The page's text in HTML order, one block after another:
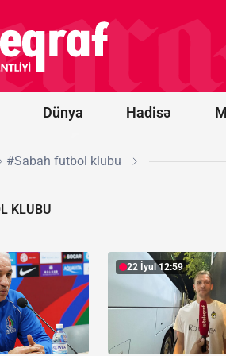
Dünya Hadisə
#Sabah futbol klubu
KLUBU
22 İyul 12:59